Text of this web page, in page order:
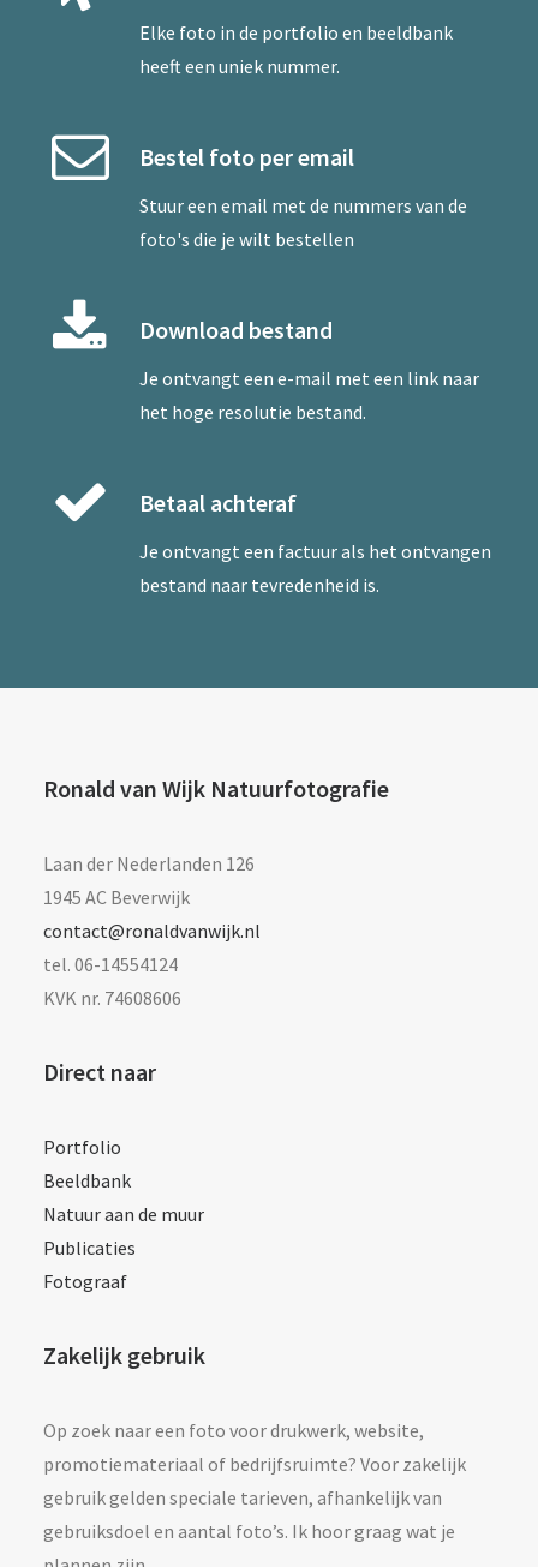
Elke foto in de portfolio en beeldbank
heeft een uniek nummer.
Bestel foto per email
Stuur een email met de nummers van de
foto's die je wilt bestellen
Download bestand
Je ontvangt een e-mail met een link naar
het hoge resolutie bestand.
Betaal achteraf
Je ontvangt een factuur als het ontvangen
bestand naar tevredenheid is.
Ronald van Wijk Natuurfotografie
Laan der Nederlanden 126
1945 AC Beverwijk
contact@ronaldvanwijk.nl
tel. 06-14554124
KVK nr. 74608606
Direct naar
Portfolio
Beeldbank
Natuur aan de muur
Publicaties
Fotograaf
Zakelijk gebruik
Op zoek naar een foto voor drukwerk, website,
promotiemateriaal of bedrijfsruimte? Voor zakelijk
gebruik gelden speciale tarieven, afhankelijk van
gebruiksdoel en aantal foto’s. Ik hoor graag wat je